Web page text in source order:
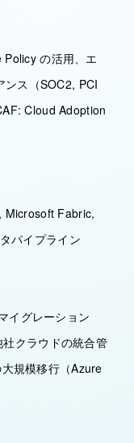
の活用、エ
ンス（SOC2, PCI
Cloud Adoption
Microsoft Fabric,
パイプライン
イグレーション
クラウドの統合管
規模移行（Azure